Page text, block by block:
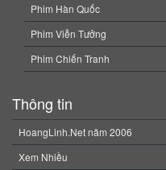
Phim Hàn Quốc
Phim Viễn Tưởng
Phim Chiến Tranh
Thông tin
HoangLinh.Net năm 2006
Xem Nhiều